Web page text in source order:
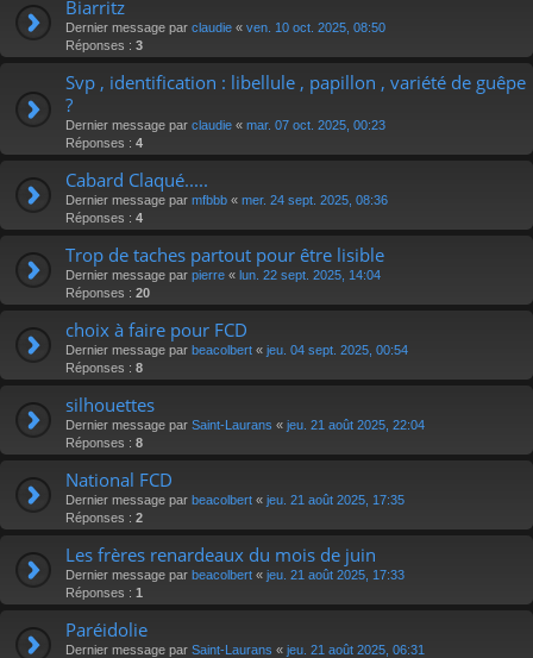
Biarritz
Dernier message par claudie « ven. 10 oct. 2025, 08:50
Réponses : 3
Svp , identification : libellule , papillon , variété de guêpe
?
Dernier message par claudie « mar. 07 oct. 2025, 00:23
Réponses : 4
Cabard Claqué.....
Dernier message par mfbbb « mer. 24 sept. 2025, 08:36
Réponses : 4
Trop de taches partout pour être lisible
Dernier message par pierre « lun. 22 sept. 2025, 14:04
Réponses : 20
choix à faire pour FCD
Dernier message par beacolbert « jeu. 04 sept. 2025, 00:54
Réponses : 8
silhouettes
Dernier message par Saint-Laurans « jeu. 21 août 2025, 22:04
Réponses : 8
National FCD
Dernier message par beacolbert « jeu. 21 août 2025, 17:35
Réponses : 2
Les frères renardeaux du mois de juin
Dernier message par beacolbert « jeu. 21 août 2025, 17:33
Réponses : 1
Paréidolie
Dernier message par Saint-Laurans « jeu. 21 août 2025, 06:31